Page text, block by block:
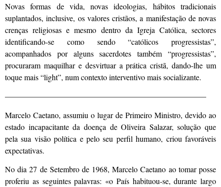
Novas formas de vida, novas ideologias, hábitos tradicionais
suplantados, inclusive, os valores cristãos, a manifestação de novas
crenças religiosas e mesmo dentro da Igreja Católica, sectores
identificando-se como sendo “católicos progressistas”,
acompanhados por alguns sacerdotes também “progressistas”,
procuraram maquilhar e desvirtuar a prática cristã, dando-lhe um
toque mais “light”, num contexto interventivo mais socializante.
—————————————————————————–
Marcelo Caetano, assumiu o lugar de Primeiro Ministro, devido ao
estado incapacitante da doença de Oliveira Salazar, solução que
pela sua visão política e pelo seu perfil humano, criou favoráveis
expectativas.
No dia 27 de Setembro de 1968, Mar­celo Caetano ao tomar posse
proferiu as seguintes palavras: «o País habitu­ou-se, durante largo